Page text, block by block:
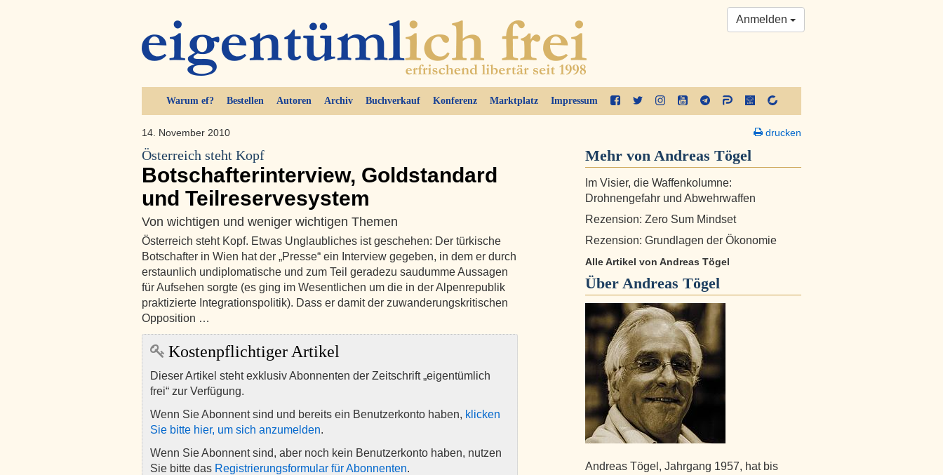
Warum ef? Bestellen Autoren Archiv Buchverkauf Konferenz Marktplatz Impressum
Anmelden
14. November 2010
Österreich steht Kopf
Botschafterinterview, Goldstandard
und Teilreservesystem
Von wichtigen und weniger wichtigen Themen
Österreich steht Kopf. Etwas Unglaubliches ist geschehen: Der türkische
Botschafter in Wien hat der „Presse“ ein Interview gegeben, in dem er durch
erstaunlich undiplomatische und zum Teil geradezu saudumme Aussagen
für Aufsehen sorgte (es ging im Wesentlichen um die in der Alpenrepublik
praktizierte Integrationspolitik). Dass er damit der zuwanderungskritischen
Opposition …
Kostenpflichtiger Artikel
Dieser Artikel steht exklusiv Abonnenten der Zeitschrift „eigentümlich
frei“ zur Verfügung.
Wenn Sie Abonnent sind und bereits ein Benutzerkonto haben, klicken
Sie bitte hier, um sich anzumelden.
Wenn Sie Abonnent sind, aber noch kein Benutzerkonto haben, nutzen
Sie bitte das Registrierungsformular für Abonnenten.
drucken
Mehr von Andreas Tögel
Im Visier, die Waffenkolumne:
Drohnengefahr und Abwehrwaffen
Rezension: Zero Sum Mindset
Rezension: Grundlagen der Ökonomie
Alle Artikel von Andreas Tögel
Über Andreas Tögel
Andreas Tögel, Jahrgang 1957, hat bis